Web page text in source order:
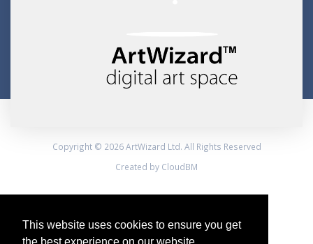
This website uses cookies to ensure you get
Copyright © 2026 ArtWizard Ltd. All Rights Reserved
Created by CloudBM